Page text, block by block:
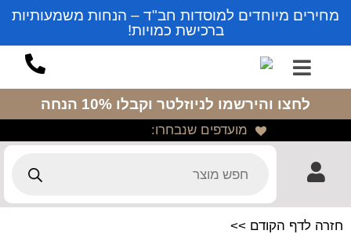
מחירים מיוחדים למוסדות חב"ד – הנחות משמעותיות
ברכישת כמויות!
לחצו והירשמו לניוזלטר וקבלו 10% הנחה
מועדפים שנבחרו:
חזרה לדף הקודם >>